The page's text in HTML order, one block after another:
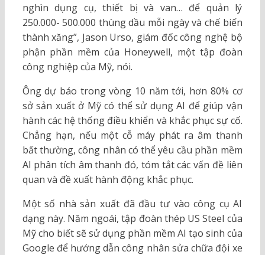
nghìn dụng cụ, thiết bị và van… để quản lý
250.000- 500.000 thùng dầu mỗi ngày và chế biến
thành xăng”, Jason Urso, giám đốc công nghệ bộ
phận phần mềm của Honeywell, một tập đoàn
công nghiệp của Mỹ, nói.
Ông dự báo trong vòng 10 năm tới, hơn 80% cơ
sở sản xuất ở Mỹ có thể sử dụng AI để giúp vận
hành các hệ thống điều khiển và khắc phục sự cố.
Chẳng hạn, nếu một cỗ máy phát ra âm thanh
bất thường, công nhân có thể yêu cầu phần mềm
AI phân tích âm thanh đó, tóm tắt các vấn đề liên
quan và đề xuất hành động khắc phục.
Một số nhà sản xuất đã đầu tư vào công cụ AI
dạng này. Năm ngoái, tập đoàn thép US Steel của
Mỹ cho biết sẽ sử dụng phần mềm AI tạo sinh của
Google để hướng dẫn công nhân sửa chữa đội xe